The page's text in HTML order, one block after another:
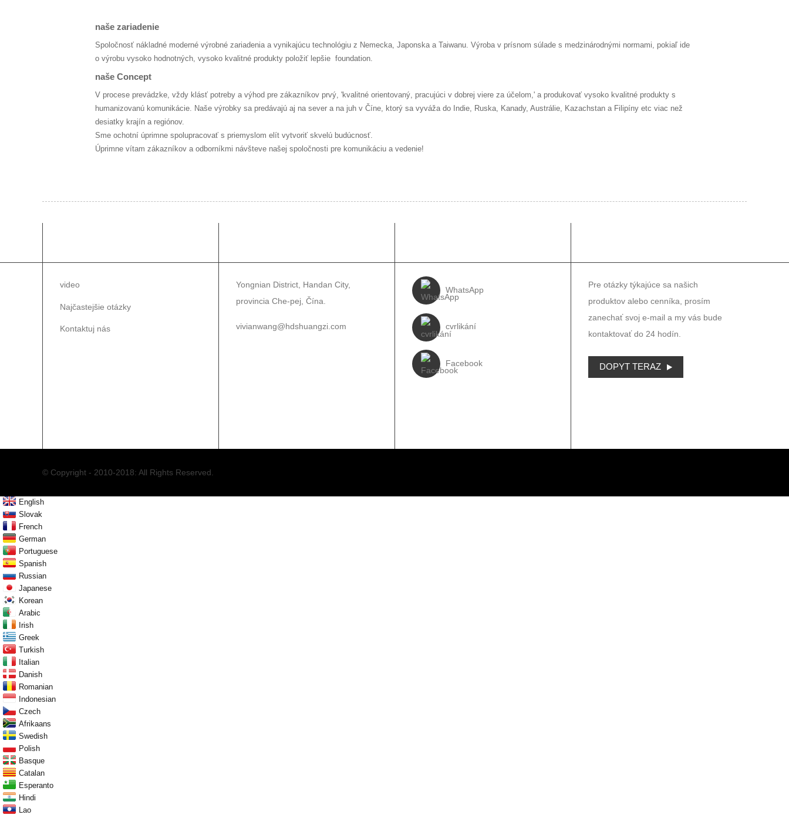
naše zariadenie
Spoločnosť nákladné moderné výrobné zariadenia a vynikajúcu technológiu z Nemecka, Japonska a Taiwanu. Výroba v prísnom súlade s medzinárodnými normami, pokiaľ ide
o výrobu vysoko hodnotných, vysoko kvalitné produkty položiť lepšie foundation.
naše Concept
V procese prevádzke, vždy klásť potreby a výhod pre zákazníkov prvý, 'kvalitné orientovaný, pracujúci v dobrej viere za účelom,' a produkovať vysoko kvalitné produkty s
humanizovanú komunikácie. Naše výrobky sa predávajú aj na sever a na juh v Číne, ktorý sa vyváža do Indie, Ruska, Kanady, Austrálie, Kazachstan a Filipíny etc viac než
desiatky krajín a regiónov.
Sme ochotní úprimne spolupracovať s priemyslom elít vytvoriť skvelú budúcnosť.
Úprimne vítam zákazníkov a odborníkmi návšteve našej spoločnosti pre komunikáciu a vedenie!
video
Najčastejšie otázky
Kontaktuj nás
Yongnian District, Handan City,
provincia Che-pej, Čína.
vivianwang@hdshuangzi.com
WhatsApp
cvrlikání
Facebook
Pre otázky týkajúce sa našich
produktov alebo cenníka, prosím
zanechať svoj e-mail a my vás bude
kontaktovať do 24 hodín.
DOPYT TERAZ
© Copyright - 2010-2018: All Rights Reserved.
English
Slovak
French
German
Portuguese
Spanish
Russian
Japanese
Korean
Arabic
Irish
Greek
Turkish
Italian
Danish
Romanian
Indonesian
Czech
Afrikaans
Swedish
Polish
Basque
Catalan
Esperanto
Hindi
Lao